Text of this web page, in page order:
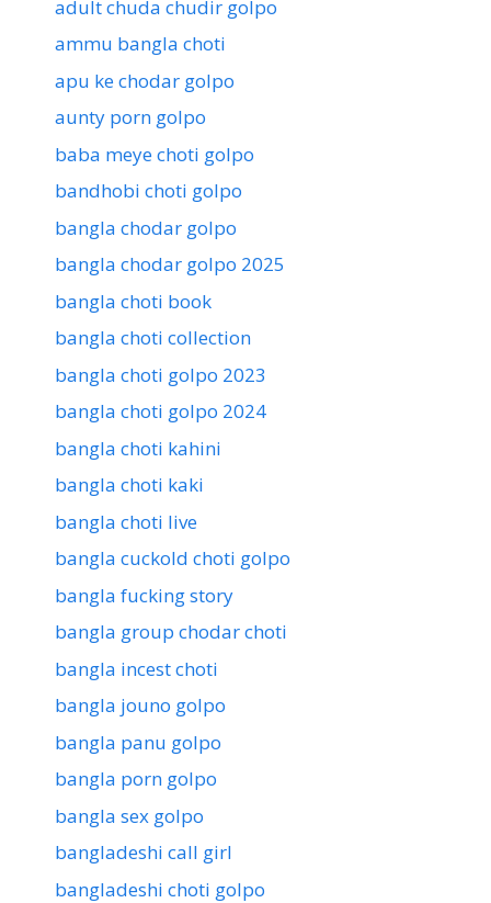
adult chuda chudir golpo
ammu bangla choti
apu ke chodar golpo
aunty porn golpo
baba meye choti golpo
bandhobi choti golpo
bangla chodar golpo
bangla chodar golpo 2025
bangla choti book
bangla choti collection
bangla choti golpo 2023
bangla choti golpo 2024
bangla choti kahini
bangla choti kaki
bangla choti live
bangla cuckold choti golpo
bangla fucking story
bangla group chodar choti
bangla incest choti
bangla jouno golpo
bangla panu golpo
bangla porn golpo
bangla sex golpo
bangladeshi call girl
bangladeshi choti golpo